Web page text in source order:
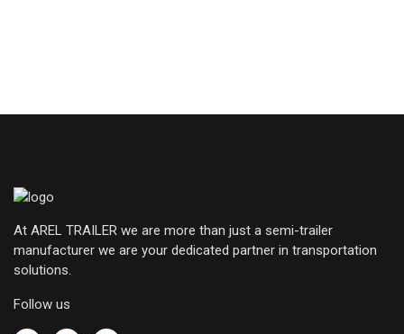
At AREL TRAILER we are more than just a semi-trailer
manufacturer we are your dedicated partner in transportation
solutions.
Follow us